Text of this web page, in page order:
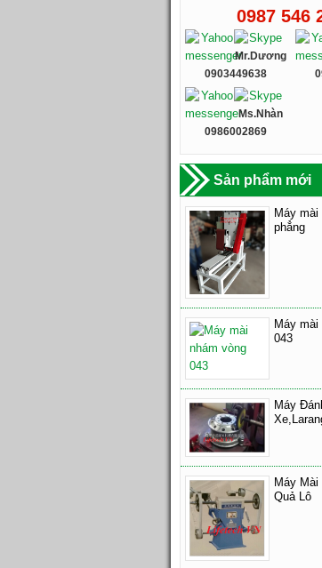
0987 546
Mr.Dương
0903449638
Ms.Nhàn
0986002869
Sản phẩm mới
Máy mài
phẳng
Máy mài
043
Máy
Máy Mài
Quả Lô